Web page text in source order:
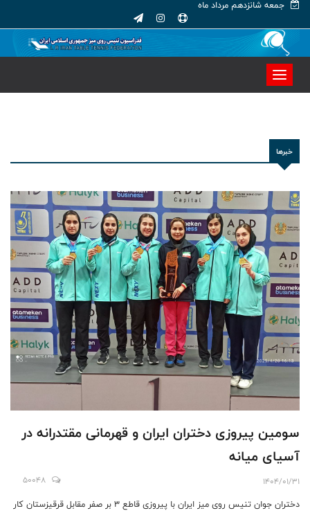
جمعه شانزدهم مرداد ماه
خبرها
سومین پیروزی دختران ایران و قهرمانی مقتدرانه در
آسیای میانه
1404/01/31
50048
دختران جوان تنیس روی میز ایران با پیروزی قاطع ۳ بر صفر مقابل قرقیزستان کار